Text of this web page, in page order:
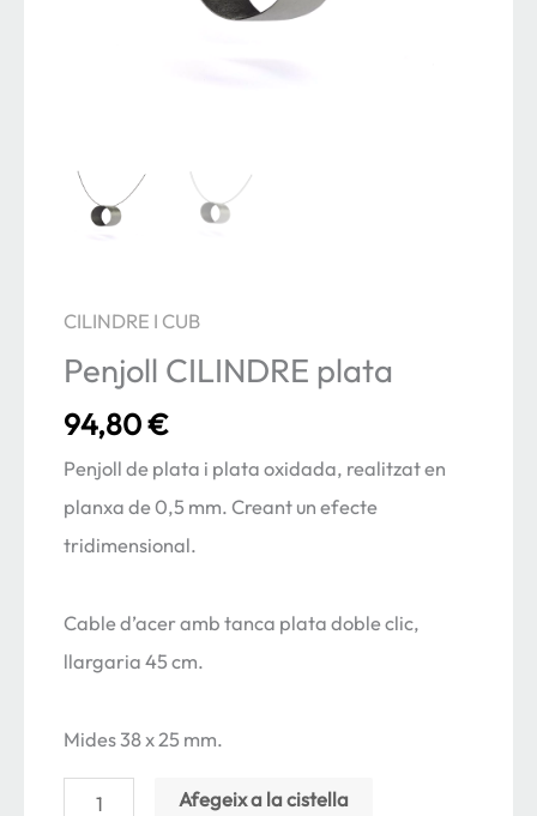
CILINDRE I CUB
Penjoll CILINDRE plata
94,80€
Penjoll de plata i plata oxidada, realitzat en
planxa de 0,5 mm. Creant un efecte
tridimensional.
Cable d’acer amb tanca plata doble clic,
llargaria 45 cm.
Mides 38 x 25 mm.
quantitat
Afegeix a la cistella